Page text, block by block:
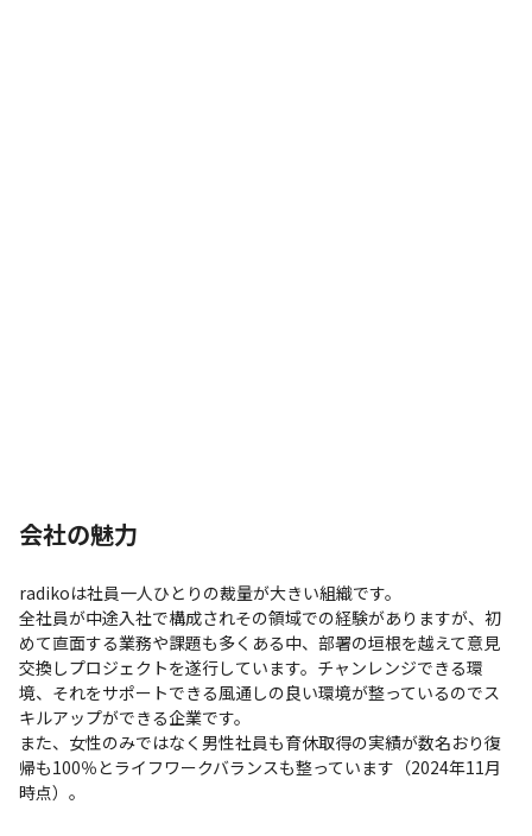
会社の魅力
radikoは社員一人ひとりの裁量が大きい組織です。
全社員が中途入社で構成されその領域での経験がありますが、初
めて直面する業務や課題も多くある中、部署の垣根を越えて意見
交換しプロジェクトを遂行しています。チャンレンジできる環
境、それをサポートできる風通しの良い環境が整っているのでス
キルアップができる企業です。
また、女性のみではなく男性社員も育休取得の実績が数名おり復
帰も100％とライフワークバランスも整っています（2024年11月
時点）。